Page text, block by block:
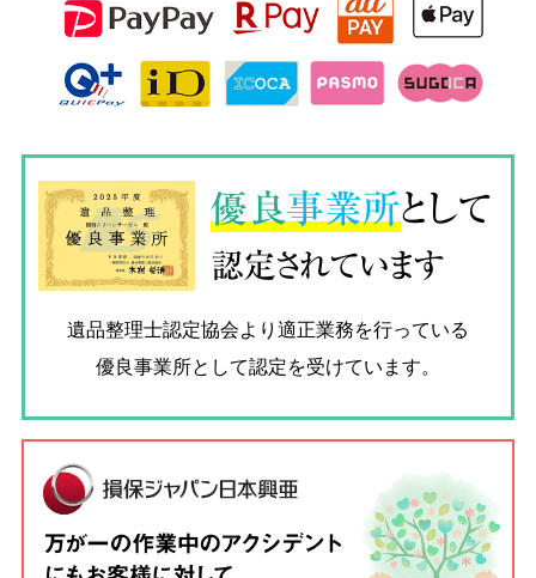
優良事業所として
認定されています
遺品整理士認定協会より適正業務を行っている
優良事業所として認定を受けています。